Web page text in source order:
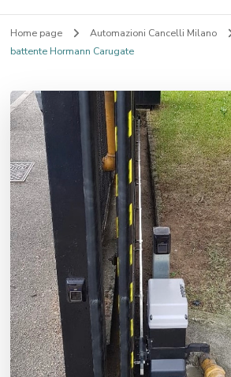
Home page Automazioni Cancelli Milano
battente Hormann Carugate